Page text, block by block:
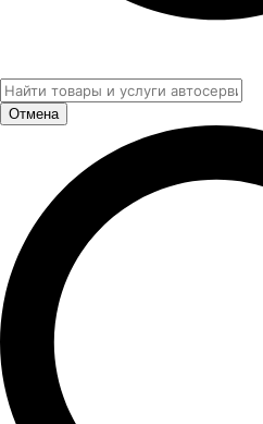
Отмена